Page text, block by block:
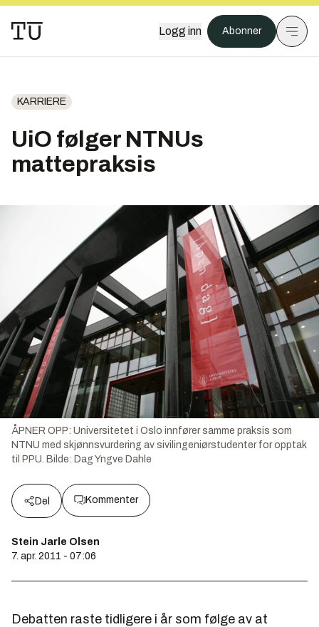
Logg inn Abonner
KARRIERE
UiO følger NTNUs
mattepraksis
ÅPNER OPP: Universitetet i Oslo innfører samme praksis som
NTNU med skjønnsvurdering av sivilingeniørstudenter for opptak
til PPU. Bilde: Dag Yngve Dahle
Del Kommenter
Stein Jarle Olsen
7. apr. 2011 - 07:06
Debatten raste tidligere i år som følge av at